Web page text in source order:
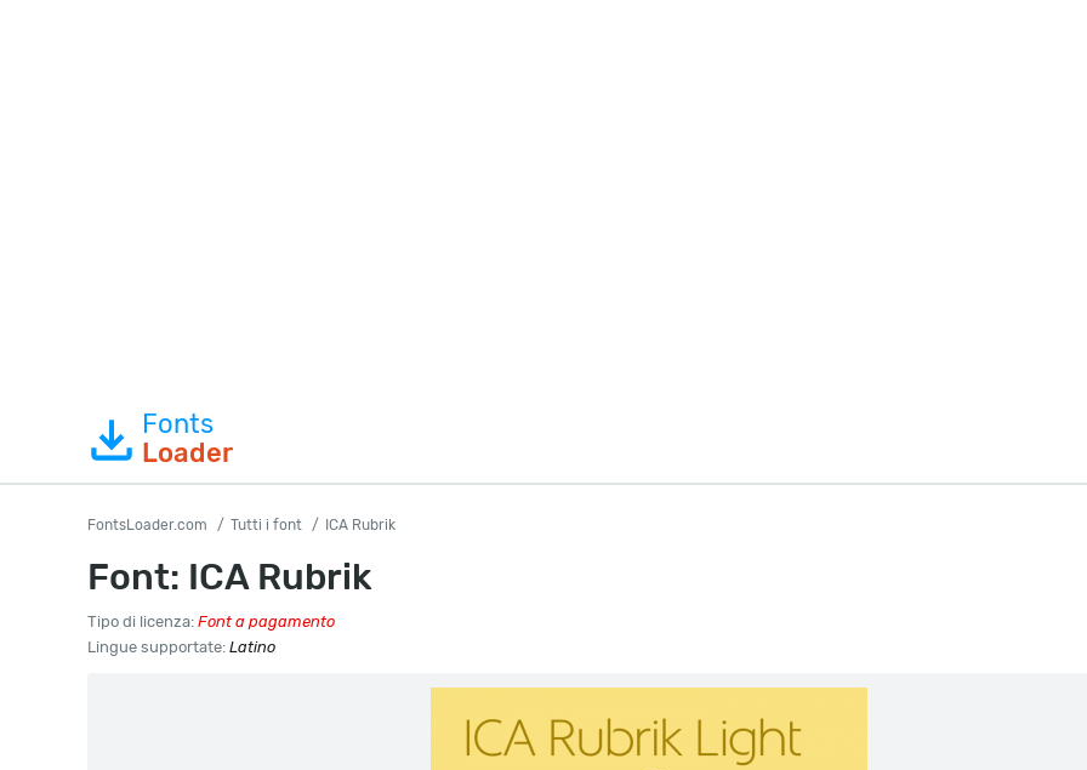
Fonts
Loader
FontsLoader.com Tutti i font ICA Rubrik
Font: ICA Rubrik
Tipo di licenza: Font a pagamento
Lingue supportate: Latino